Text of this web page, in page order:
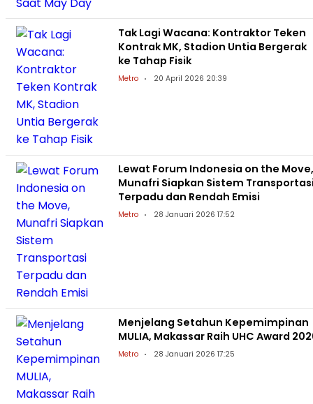
Tak Lagi Wacana: Kontraktor Teken
Kontrak MK, Stadion Untia Bergerak
ke Tahap Fisik
Metro 20 April 2026 20:39
Lewat Forum Indonesia on the Move,
Munafri Siapkan Sistem
Terpadu dan Rendah Emisi
Metro 28 Januari 2026 17:52
Menjelang Setahun Kepemimpinan
MULIA, Makassar Raih UHC Award
Metro 28 Januari 2026 17:25